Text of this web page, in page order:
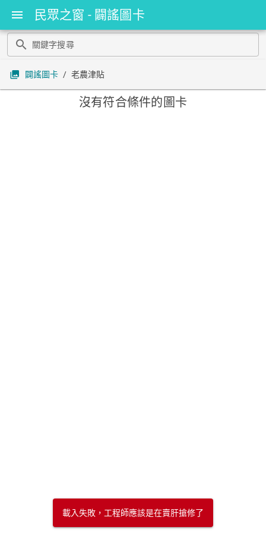
menu 民眾之窗 - 闢謠圖卡
沒有符合條件的圖卡
search
collections 闢謠圖卡 / 老農津貼
載入失敗，工程師應該是在賣肝搶修了